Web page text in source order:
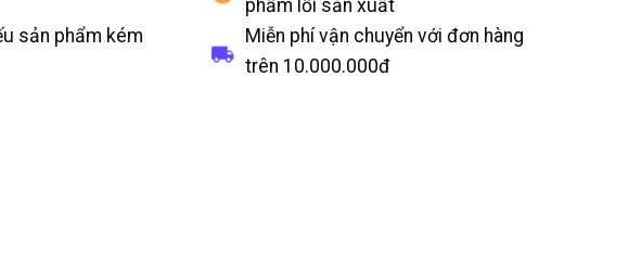
phẩm lỗi sản xuất
sản phẩm kém
Miễn phí vận chuyển với đơn hàng
trên 10.000.000đ